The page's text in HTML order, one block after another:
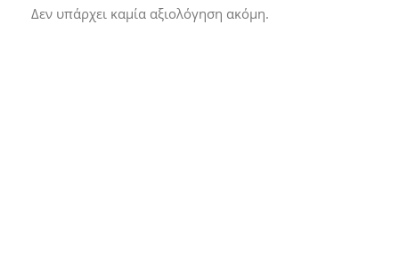
Δεν υπάρχει καμία αξιολόγηση ακόμη.